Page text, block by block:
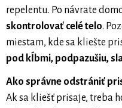
repelentu. Po návrate
skontrolovať celé telo.
miestam, kde sa kliešte
pod kĺbmi, podpazušiu,
Ako správne odstrániť
Ak sa kliešť prisaje, treba